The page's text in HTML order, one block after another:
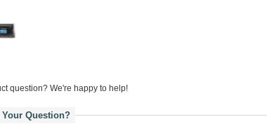
question? We're happy to help!
Your Question?